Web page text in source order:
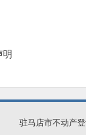
明
驻马店市不动产